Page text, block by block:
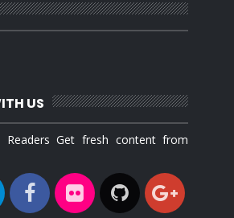
US
Readers Get fresh content from